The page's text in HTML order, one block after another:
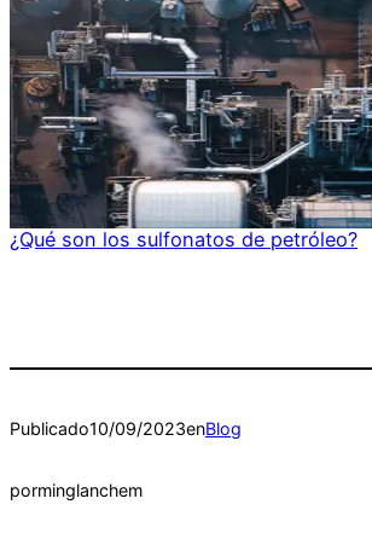
¿Qué son los sulfonatos de petróleo?
Publicado10/09/2023enBlog
porminglanchem